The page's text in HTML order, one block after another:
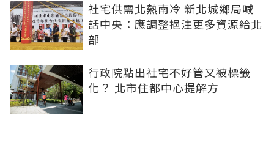
社宅供需北熱南冷 新北城鄉局喊
話中央：應調整挹注更多資源給北
部
行政院點出社宅不好管又被標籤
化？ 北市住都中心提解方